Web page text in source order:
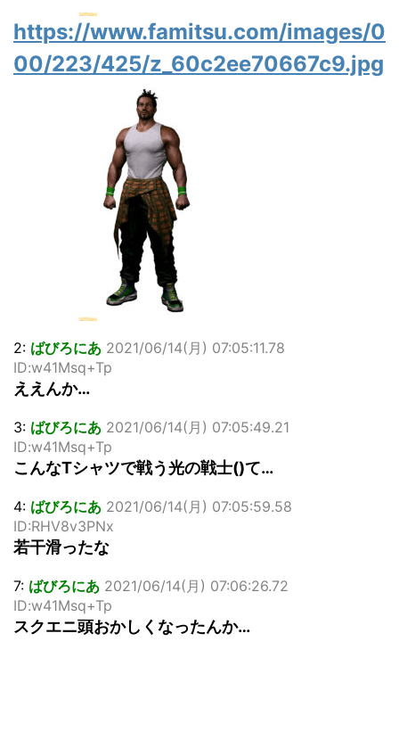
https://www.famitsu.com/images/0
00/223/425/z_60c2ee70667c9.jpg
2: ばびろにあ 2021/06/14(月) 07:05:11.78
ID:w41Msq+Tp
ええんか…
3: ばびろにあ 2021/06/14(月) 07:05:49.21
ID:w41Msq+Tp
こんなTシャツで戦う光の戦士()て…
4: ばびろにあ 2021/06/14(月) 07:05:59.58
ID:RHV8v3PNx
若干滑ったな
7: ばびろにあ 2021/06/14(月) 07:06:26.72
ID:w41Msq+Tp
スクエニ頭おかしくなったんか…